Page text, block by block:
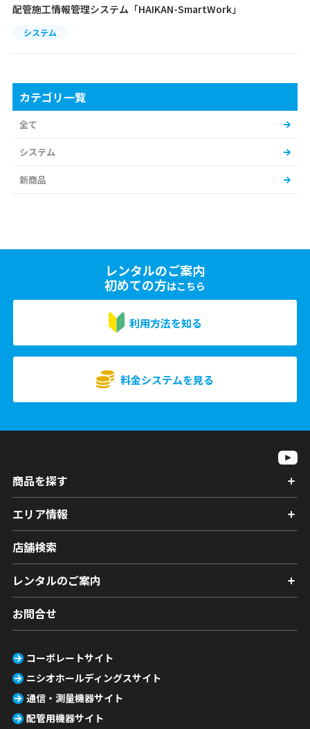
配管施工情報管理システム「HAIKAN-SmartWork」
システム
カテゴリ一覧
全て
システム
新商品
レンタルのご案内
初めての方はこちら
利用方法を知る
料金システムを見る
商品を探す
エリア情報
店舗検索
レンタルのご案内
お問合せ
コーポレートサイト
ニシオホールディングスサイト
通信・測量機器サイト
配管用機器サイト